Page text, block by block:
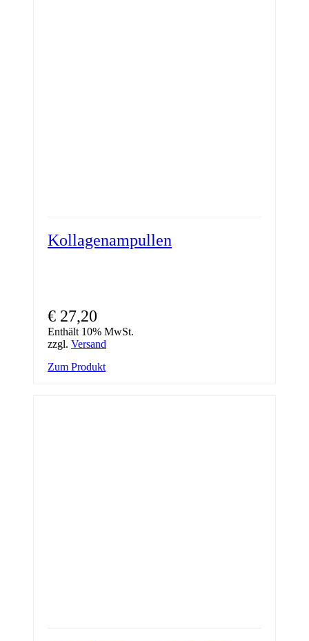
Kollagenampullen
€ 27,20
Enthält 10% MwSt.
zzgl. Versand
Zum Produkt